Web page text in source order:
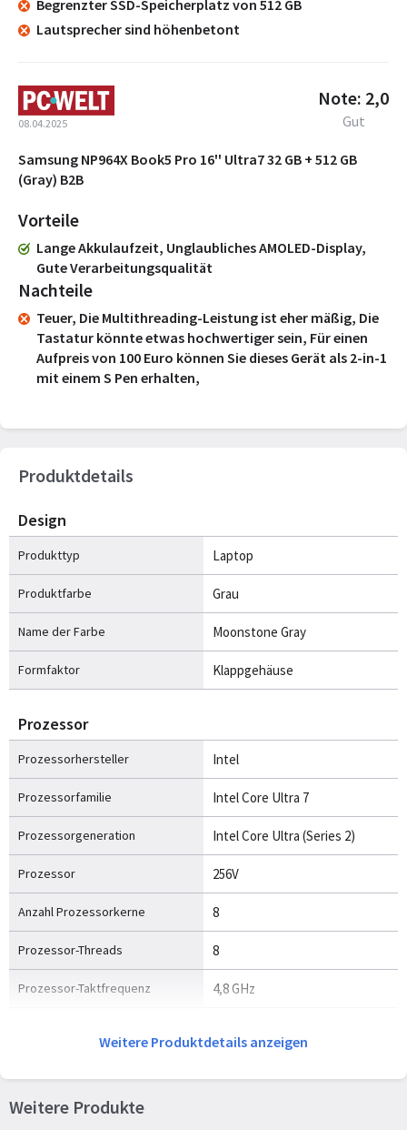
Begrenzter SSD-Speicherplatz von 512 GB
Lautsprecher sind höhenbetont
08.04.2025
Note: 2,0
Gut
Samsung NP964X Book5 Pro 16'' Ultra7 32 GB + 512 GB
(Gray) B2B
Vorteile
Lange Akkulaufzeit, Unglaubliches AMOLED-Display,
Gute Verarbeitungsqualität
Nachteile
Teuer, Die Multithreading-Leistung ist eher mäßig, Die
Tastatur könnte etwas hochwertiger sein, Für einen
Aufpreis von 100 Euro können Sie dieses Gerät als 2-in-1
mit einem S Pen erhalten,
Produktdetails
Design
Produkttyp Laptop
Produktfarbe Grau
Name der Farbe Moonstone Gray
Formfaktor Klappgehäuse
Prozessor
Prozessorhersteller Intel
Prozessorfamilie Intel Core Ultra 7
Prozessorgeneration Intel Core Ultra (Series 2)
Prozessor 256V
Anzahl Prozessorkerne 8
Prozessor-Threads 8
Prozessor-Taktfrequenz 4,8 GHz
Leistungskern maximale
Weitere Produktdetails anzeigen
Weitere Produkte